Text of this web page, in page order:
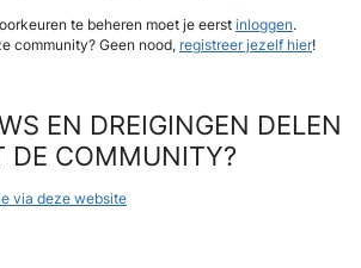
te beheren moet je eerst inloggen.
community? Geen nood, registreer jezelf hier!
EN DREIGINGEN DELEN
DE COMMUNITY?
via deze website